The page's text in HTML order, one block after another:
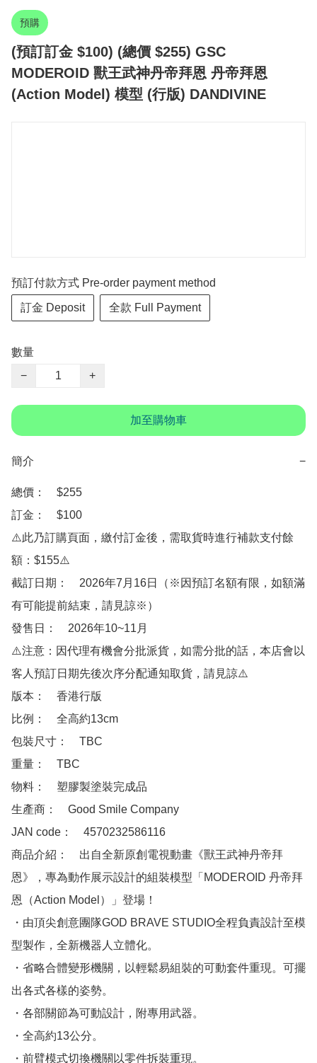
預購
(預訂訂金 $100) (總價 $255) GSC
MODEROID 獸王武神丹帝拜恩 丹帝拜恩
(Action Model) 模型 (行版) DANDIVINE
預訂付款方式 Pre-order payment method
訂金 Deposit 全款 Full Payment
數量
−
+
加至購物車
簡介 −
總價：　$255
訂金：　$100
⚠️此乃訂購頁面，繳付訂金後，需取貨時進行補款支付餘
額：$155⚠️
截訂日期：　2026年7月16日（※因預訂名額有限，如額滿
有可能提前結束，請見諒※）
發售日：　2026年10~11月
⚠️注意：因代理有機會分批派貨，如需分批的話，本店會以
客人預訂日期先後次序分配通知取貨，請見諒⚠️
版本：　香港行版
比例：　全高約13cm
包裝尺寸：　TBC
重量：　TBC
物料：　塑膠製塗裝完成品
生產商：　Good Smile Company
JAN code：　4570232586116
商品介紹：　出自全新原創電視動畫《獸王武神丹帝拜
恩》，專為動作展示設計的組裝模型「MODEROID 丹帝拜
恩（Action Model）」登場！
・由頂尖創意團隊GOD BRAVE STUDIO全程負責設計至模
型製作，全新機器人立體化。
・省略合體變形機關，以輕鬆易組裝的可動套件重現。可擺
出各式各樣的姿勢。
・各部關節為可動設計，附專用武器。
・全高約13公分。
・前臂模式切換機關以零件拆裝重現。